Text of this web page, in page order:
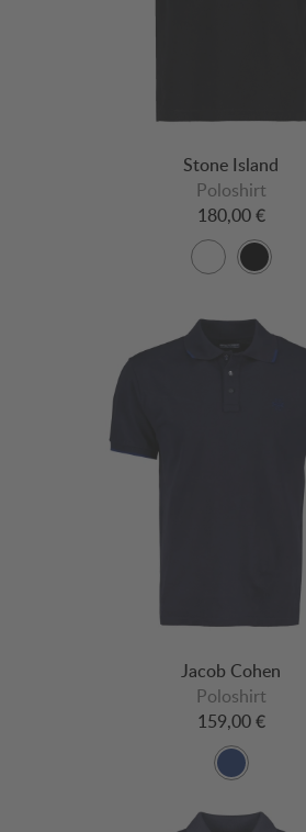
Stone Island
Poloshirt
180,00 €
Jacob Cohen
Poloshirt
159,00 €